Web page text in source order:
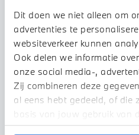
Dit doen we niet alleen om
advertenties te
websiteverkeer kunnen
Ook delen we informatie
onze social media-,
Zij combineren deze
al eens hebt gedeeld, of die
basis van jouw gebruik van